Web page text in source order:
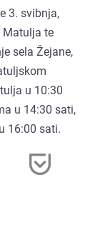
3. svibnja,
Matulja te
sela Žejane,
u 10:30
u 14:30 sati,
16:00 sati.